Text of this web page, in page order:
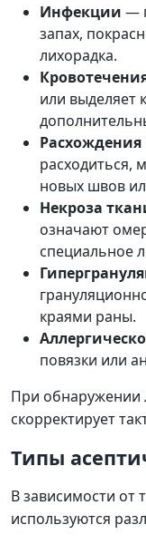
Инфекции —
запах,
лихорадка.
или выделяет
расходиться,
новых швов
Некроза
означают
специальное
краями раны.
повязки или
При обнаружении
скорректирует
Типы
В зависимости от
используются